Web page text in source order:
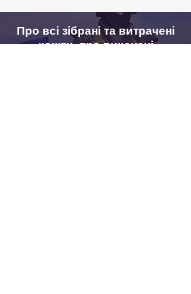
Про всі зібрані та витрачені
кошти, про виконані